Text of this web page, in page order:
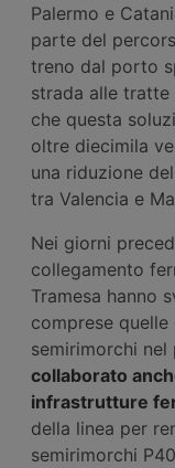
Palermo e
parte del
treno dal porto
strada alle tratte
che questa
oltre diecimila
una riduzione
tra Valencia e
Nei giorni
collegamento
Tramesa hanno
comprese
semirimorchi
collaborato
infrastrutture
della linea per
semirimorchi